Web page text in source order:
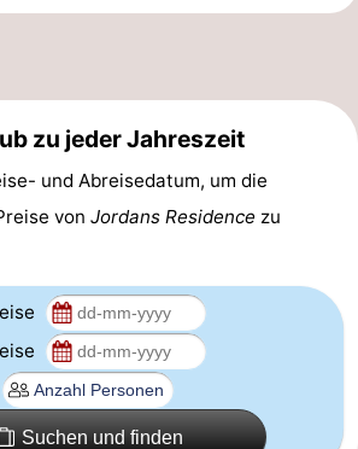
zu jeder Jahreszeit
und Abreisedatum, um die
von Jordans Residence zu
Suchen und finden